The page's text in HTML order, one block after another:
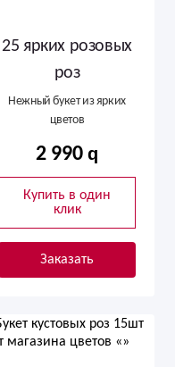
25 ярких розовых
роз
Нежный букет из ярких
цветов
2 990
Купить в один
клик
Заказать